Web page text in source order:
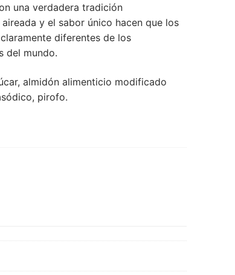
una verdadera tradición
y el sabor único hacen que los
diferentes de los
del mundo.
almidón alimenticio modificado
pirofo.